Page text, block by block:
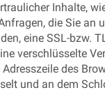
Inhalte,
die Sie an
eine SSL-bzw.
verschlüsselte
des
und an dem